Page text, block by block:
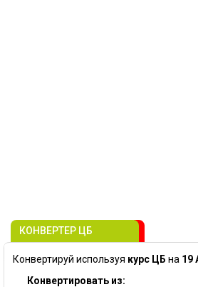
КОНВЕРТЕР ЦБ
Конвертируй используя курс ЦБ на 19
Конвертировать из: